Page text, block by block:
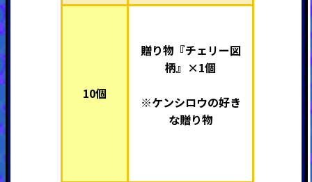
10個
贈り物『チェリー図
柄』×1個
※ケンシロウの好き
な贈り物